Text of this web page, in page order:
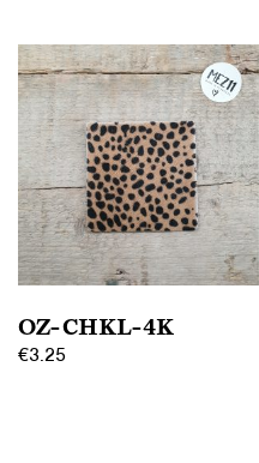
OZ-CHKL-4K
€3.25